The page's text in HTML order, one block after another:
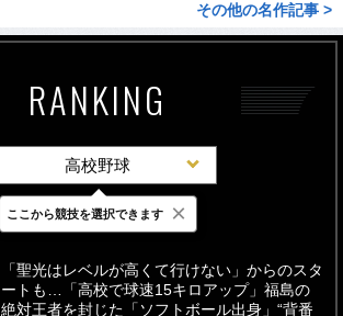
その他の名作記事 >
RANKING
高校野球
最新 24時間 週間
「聖光はレベルが高くて行けない」からのスタ
ートも…「高校で球速15キロアップ」福島の
絶対王者を封じた「ソフトボール出身」“背番
ここから競技を選択できます ×